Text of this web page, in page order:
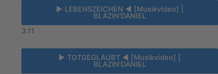
► LEBENSZEICHEN ◄ [Musikvideo] |
BLAZIN'DANIEL
3:11
► TOTGEGLAUBT ◄ [Musikvideo] |
BLAZIN'DANIEL